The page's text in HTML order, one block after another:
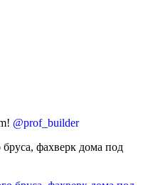
@prof_builder
фахверк дома под